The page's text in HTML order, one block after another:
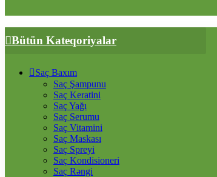
Bütün Kateqoriyalar
Saç Baxım
Saç Şampunu
Saç Keratini
Saç Yağı
Saç Serumu
Saç Vitamini
Saç Maskası
Saç Spreyi
Saç Kondisioneri
Saç Rəngi